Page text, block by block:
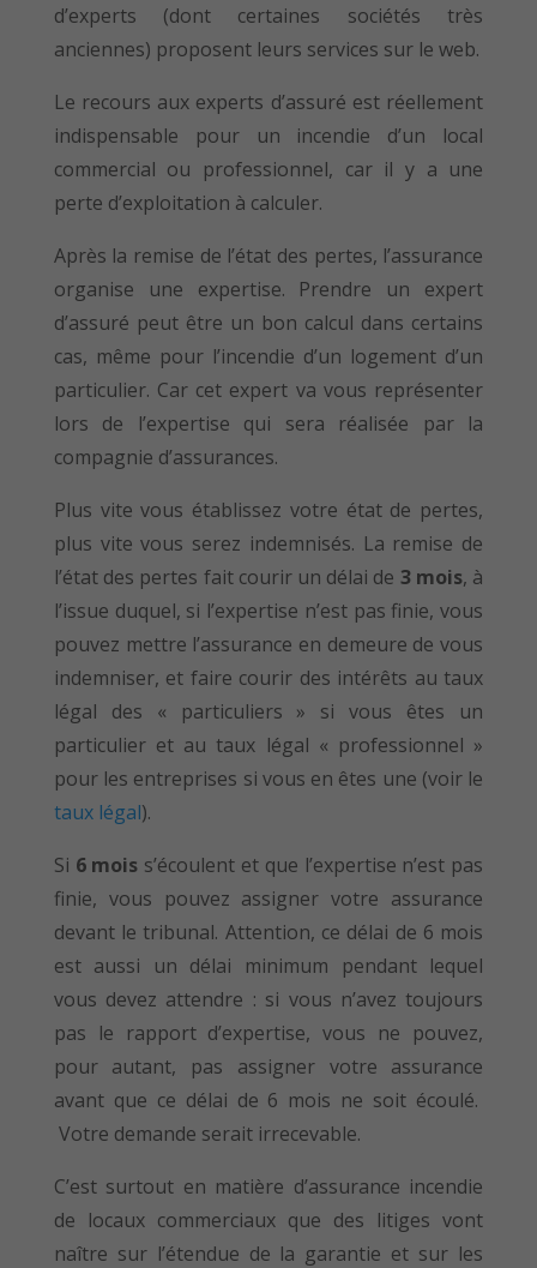
d’experts (dont certaines sociétés très
anciennes) proposent leurs services sur le web.
Le recours aux experts d’assuré est réellement
indispensable pour un incendie d’un local
commercial ou professionnel, car il y a une
perte d’exploitation à calculer.
Après la remise de l’état des pertes, l’assurance
organise une expertise. Prendre un expert
d’assuré peut être un bon calcul dans certains
cas, même pour l’incendie d’un logement d’un
particulier. Car cet expert va vous représenter
lors de l’expertise qui sera réalisée par la
compagnie d’assurances.
Plus vite vous établissez votre état de pertes,
plus vite vous serez indemnisés. La remise de
l’état des pertes fait courir un délai de 3 mois, à
l’issue duquel, si l’expertise n’est pas finie, vous
pouvez mettre l’assurance en demeure de vous
indemniser, et faire courir des intérêts au taux
légal des « particuliers » si vous êtes un
particulier et au taux légal « professionnel »
pour les entreprises si vous en êtes une (voir le
taux légal).
Si 6 mois s’écoulent et que l’expertise n’est pas
finie, vous pouvez assigner votre assurance
devant le tribunal. Attention, ce délai de 6 mois
est aussi un délai minimum pendant lequel
vous devez attendre : si vous n’avez toujours
pas le rapport d’expertise, vous ne pouvez,
pour autant, pas assigner votre assurance
avant que ce délai de 6 mois ne soit écoulé.
Votre demande serait irrecevable.
C’est surtout en matière d’assurance incendie
de locaux commerciaux que des litiges vont
naître sur l’étendue de la garantie et sur les